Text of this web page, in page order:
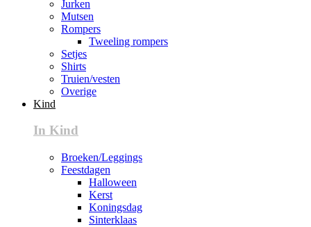
Jurken
Mutsen
Rompers
Tweeling rompers
Setjes
Shirts
Truien/vesten
Overige
Kind
In Kind
Broeken/Leggings
Feestdagen
Halloween
Kerst
Koningsdag
Sinterklaas